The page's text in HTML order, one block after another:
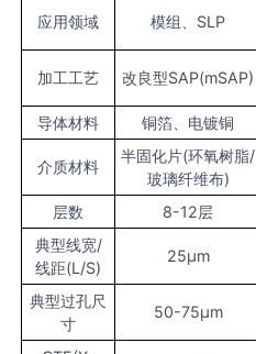
应用领域 模组、SLP
加工工艺 改良型SAP(mSAP)
导体材料
铜箔、电镀铜
介质材料
半固化片(环氧树脂/
玻璃纤维布)
层数
8-12层
典型线宽/
线距(L/S)
25μm
典型过孔尺
寸
50-75μm